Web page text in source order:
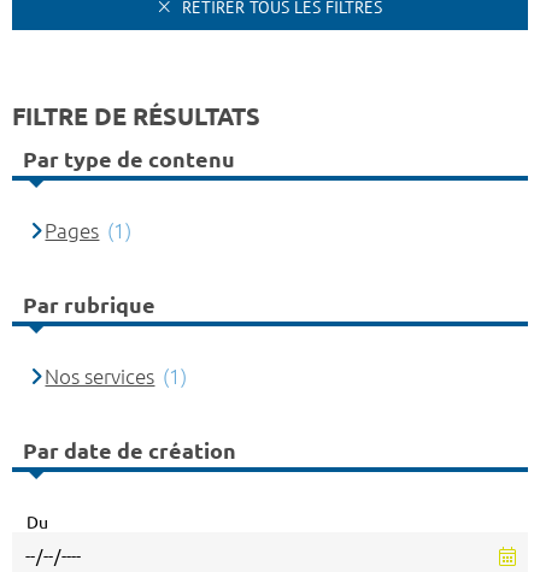
RETIRER TOUS LES FILTRES
FILTRE DE RÉSULTATS
Par type de contenu
Pages (1)
Par rubrique
Nos services (1)
Par date de création
Du